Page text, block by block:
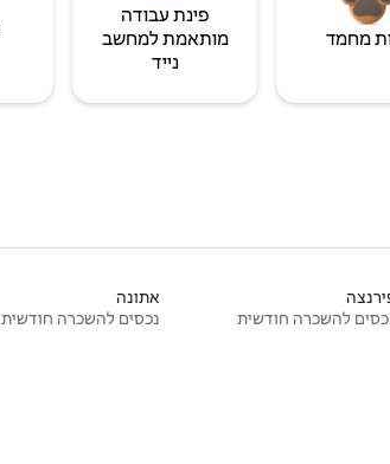
מחמד
פינת עבודה
מותאמת למחשב
נייד
להשכרה חודשית
אתונה
נכסים להשכרה חודשית